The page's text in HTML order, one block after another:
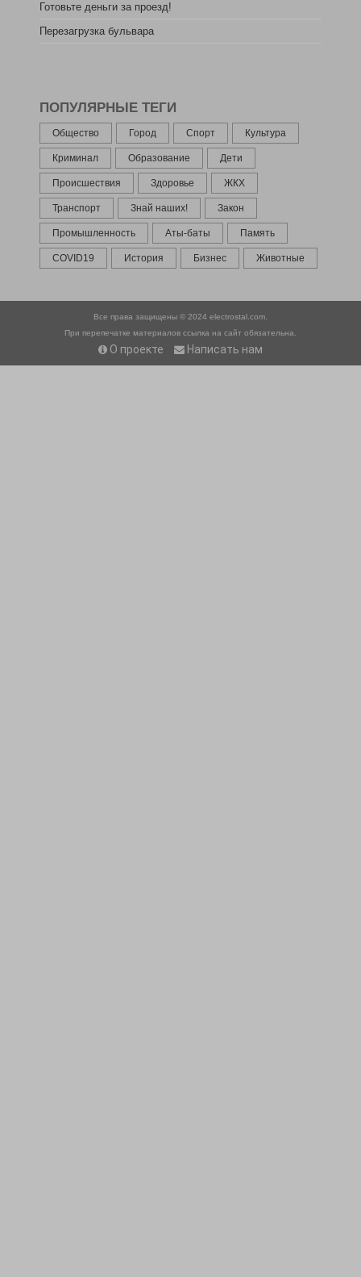
Готовьте деньги за проезд!
Перезагрузка бульвара
ПОПУЛЯРНЫЕ ТЕГИ
Общество Город Спорт Культура
Криминал Образование Дети
Происшествия Здоровье ЖКХ
Транспорт Знай наших! Закон
Промышленность Аты-баты Память
COVID19 История Бизнес Животные
Все права защищены © 2024 electrostal.com.
При перепечатке материалов ссылка на сайт обязательна.
О проекте Написать нам